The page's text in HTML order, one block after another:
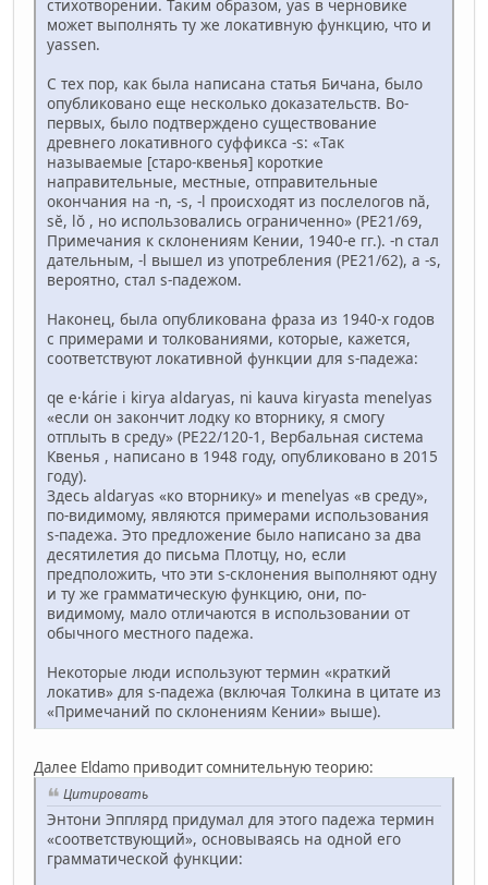
стихотворении. Таким образом, yas в черновике
может выполнять ту же локативную функцию, что и
yassen.
С тех пор, как была написана статья Бичана, было
опубликовано еще несколько доказательств. Во-
первых, было подтверждено существование
древнего локативного суффикса -s: «Так
называемые [старо-квенья] короткие
направительные, местные, отправительные
окончания на -n, -s, -l происходят из послелогов nă,
sĕ, lŏ , но использовались ограниченно» (PE21/69,
Примечания к склонениям Кении, 1940-е гг.). -n стал
дательным, -l вышел из употребления (PE21/62), а -s,
вероятно, стал s-падежом.
Наконец, была опубликована фраза из 1940-х годов
с примерами и толкованиями, которые, кажется,
соответствуют локативной функции для s-падежа:
qe e·kárie i kirya aldaryas, ni kauva kiryasta menelyas
«если он закончит лодку ко вторнику, я смогу
отплыть в среду» (PE22/120-1, Вербальная система
Квенья , написано в 1948 году, опубликовано в 2015
году).
Здесь aldaryas «ко вторнику» и menelyas «в среду»,
по-видимому, являются примерами использования
s-падежа. Это предложение было написано за два
десятилетия до письма Плотцу, но, если
предположить, что эти s-склонения выполняют одну
и ту же грамматическую функцию, они, по-
видимому, мало отличаются в использовании от
обычного местного падежа.
Некоторые люди используют термин «краткий
локатив» для s-падежа (включая Толкина в цитате из
«Примечаний по склонениям Кении» выше).
Далее Eldamo приводит сомнительную теорию:
Цитировать
Энтони Эпплярд придумал для этого падежа термин
«соответствующий», основываясь на одной его
грамматической функции: